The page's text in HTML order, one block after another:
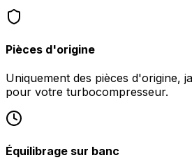
Pièces d'origine
Uniquement des pièces d'origine,
pour votre turbocompresseur.
Équilibrage sur banc